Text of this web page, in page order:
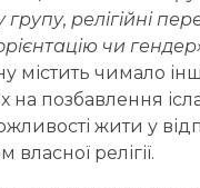
групу, релігійні
чи
містить чимало
на позбавлення
жити у
релігії.